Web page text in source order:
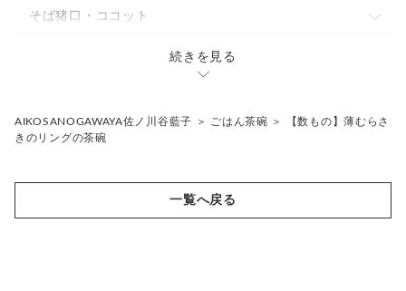
パスタ・カレー皿
パスタ・カレー皿
とっくり・片口
ゆのみ
タンブラー・ロングカップ
片口
そば猪口・ココット
蓋もの・シュガーポット
花入れ・植木鉢
続きを見る
AIKOSANOGAWAYA佐ノ川谷藍子 ＞ ごはん茶碗 ＞
【数もの】薄むらさ
きのリングの茶碗
一覧へ戻る